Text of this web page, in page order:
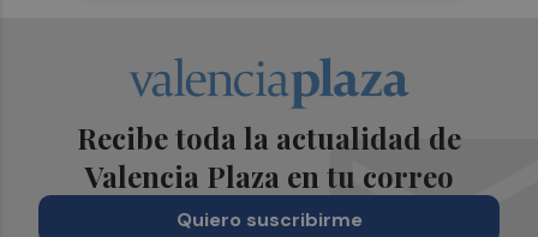
Recibe toda la actualidad de
Valencia Plaza en tu correo
Quiero suscribirme